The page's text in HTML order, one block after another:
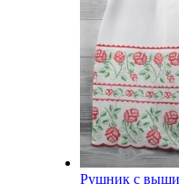
Рушник с